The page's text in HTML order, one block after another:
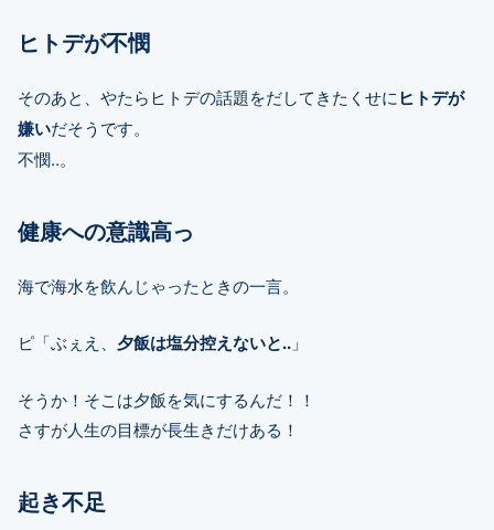
ヒトデが不憫
そのあと、やたらヒトデの話題をだしてきたくせにヒトデが
嫌いだそうです。
不憫..。
健康への意識高っ
海で海水を飲んじゃったときの一言。
ピ「ぶぇえ、 夕飯は塩分控えないと.. 」
そうか！そこは夕飯を気にするんだ！！
さすが人生の目標が長生きだけある！
起き不足